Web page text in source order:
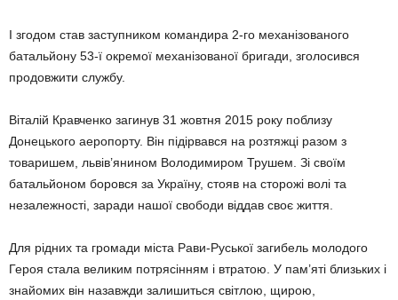
І згодом став заступником командира 2-го механізованого
батальйону 53-ї окремої механізованої бригади, зголосився
продовжити службу.
Віталій Кравченко загинув 31 жовтня 2015 року поблизу
Донецького аеропорту. Він підірвався на розтяжці разом з
товаришем, львів’янином Володимиром Трушем. Зі своїм
батальйоном боровся за Україну, стояв на сторожі волі та
незалежності, заради нашої свободи віддав своє життя.
Для рідних та громади міста Рави-Руської загибель молодого
Героя стала великим потрясінням і втратою. У пам’яті близьких і
знайомих він назавжди залишиться світлою, щирою,